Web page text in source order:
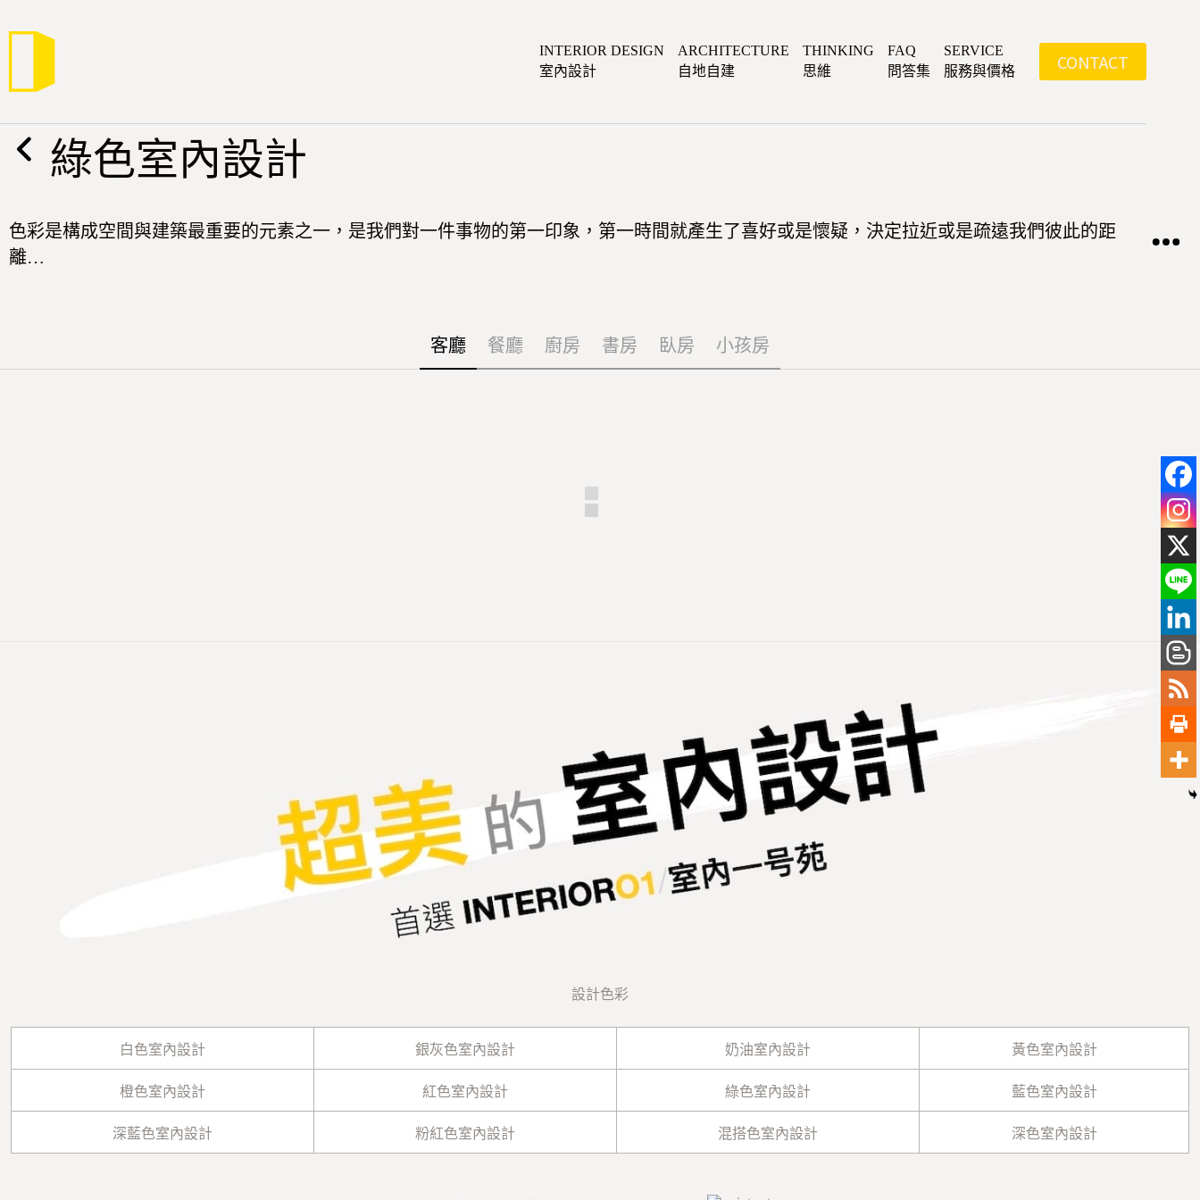
至
內
INTERIOR DESIGN
室內設計
ARCHITECTURE
自地自建
THINKING
思維
FAQ
問答集
SERVICE
服務與價格
CONTACT
綠色室內設計
色彩是構成空間與建築最重要的元素之一，是我們對一件事物的第一印象，第一時間就產生了喜好或是懷疑，決定拉近或是疏遠我們彼此的距
離…
客廳 餐廳 廚房 書房 臥房 小孩房
設計色彩
白色室內設計 銀灰色室內設計 奶油室內設計 黃色室內設計
橙色室內設計 紅色室內設計 綠色室內設計 藍色室內設計
深藍色室內設計 粉紅色室內設計 混搭色室內設計 深色室內設計